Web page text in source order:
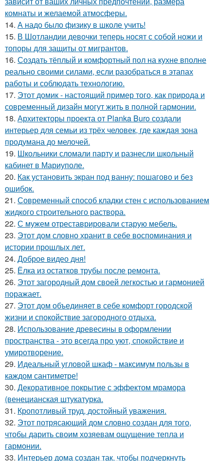
комнаты и желаемой атмосферы.
14. А надо было физику в школе учить!
15. В Шотландии девочки теперь носят с собой ножи и
топоры для защиты от мигрантов.
16. Создать тёплый и комфортный пол на кухне вполне
реально своими силами, если разобраться в этапах
работы и соблюдать технологию.
17. Этот домик - настоящий пример того, как природа и
современный дизайн могут жить в полной гармонии.
18. Архитекторы проекта от Planka Buro создали
интерьер для семьи из трёх человек, где каждая зона
продумана до мелочей.
19. Школьники сломали парту и разнесли школьный
кабинет в Мариуполе.
20. Как установить экран под ванну: пошагово и без
ошибок.
21. Современный способ кладки стен с использованием
жидкого строительного раствора.
22. С мужем отреставрировали старую мебель.
23. Этот дом словно хранит в себе воспоминания и
истории прошлых лет.
24. Доброе видео дня!
25. Ёлка из остатков трубы после ремонта.
26. Этот загородный дом своей легкостью и гармонией
поражает.
27. Этот дом объединяет в себе комфорт городской
жизни и спокойствие загородного отдыха.
28. Использование древесины в оформлении
пространства - это всегда про уют, спокойствие и
умиротворение.
29. Идеальный угловой шкаф - максимум пользы в
каждом сантиметре!
30. Декоративное покрытие с эффектом мрамора
(венецианская штукатурка.
31. Кропотливый труд, достойный уважения.
32. Этот потрясающий дом словно создан для того,
чтобы дарить своим хозяевам ощущение тепла и
гармонии.
33. Интерьер дома создан так, чтобы подчеркнуть